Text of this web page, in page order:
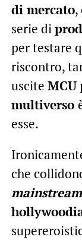
di mercato,
serie di
per testare
riscontro,
uscite MCU
multiverso
esse.
che
mainstream